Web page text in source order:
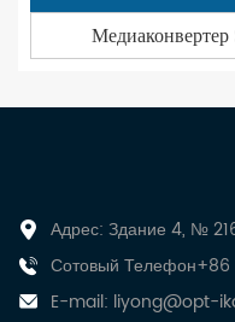
Медиаконвертер
Адрес: Здание 4, №
Сотовый
E-mail: liyong@opt-